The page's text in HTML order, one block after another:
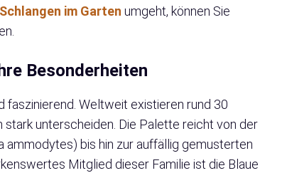
Schlangen im Garten umgeht, können Sie
Besonderheiten
faszinierend. Weltweit existieren rund 30
stark unterscheiden. Die Palette reicht von der
ammodytes) bis hin zur auffällig gemusterten
Mitglied dieser Familie ist die Blaue